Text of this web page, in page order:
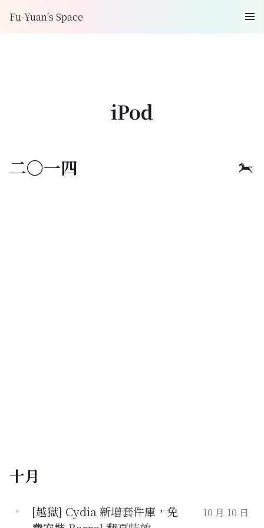
Fu-Yuan's Space
iPod
二〇一四
十月
[越獄] Cydia 新增套件庫，免
10 月 10 日